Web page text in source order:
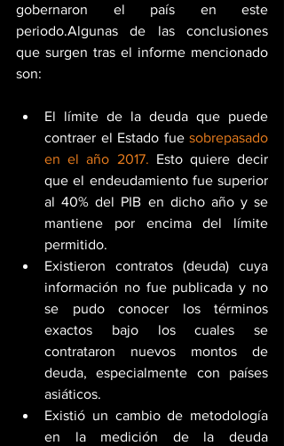
gobernaron el país en este
periodo.Algunas de las conclusiones
que surgen tras el informe mencionado
son:
El límite de la deuda que puede
contraer el Estado fue sobrepasado
en el año 2017. Esto quiere decir
que el endeudamiento fue superior
al 40% del PIB en dicho año y se
mantiene por encima del límite
permitido.
Existieron contratos (deuda) cuya
información no fue publicada y no
se pudo conocer los términos
exactos bajo los cuales se
contrataron nuevos montos de
deuda, especialmente con países
asiáticos.
Existió un cambio de metodología
en la medición de la deuda